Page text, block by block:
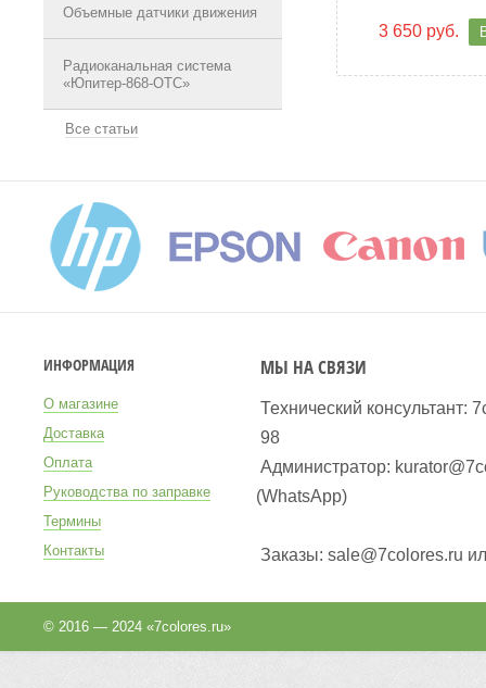
Объемные датчики движения
Радиоканальная система
«Юпитер-868-ОТС»
Все статьи
3 650 руб.
ИНФОРМАЦИЯ
О магазине
Доставка
Оплата
Руководства по заправке
Термины
Контакты
МЫ НА СВЯЗИ
Технический консультант:
98
Администратор:
(WhatsApp)
Заказы: sale@7colores.ru
© 2016 — 2024 «7colores.ru»